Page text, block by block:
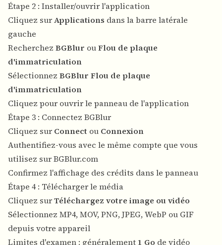
Étape 2 : Installer/ouvrir l'application
Cliquez surApplications dans la barre latérale
gauche
Recherchez BGBlur ouFlou de plaque
d'immatriculation
Sélectionnez BGBlur Flou de plaque
d'immatriculation
Cliquez pour ouvrir le panneau de l'application
Étape 3 : Connectez BGBlur
Cliquez sur Connect ou Connexion
Authentifiez-vous avec le même compte que vous
utilisez sur BGBlur.com
Confirmez l'affichage des crédits dans le panneau
Étape 4 : Télécharger le média
Cliquez surTéléchargez votre image ou vidéo
Sélectionnez MP4, MOV, PNG, JPEG, WebP ou GIF
depuis votre appareil
Limites d'examen : généralement 1 Go de vidéo